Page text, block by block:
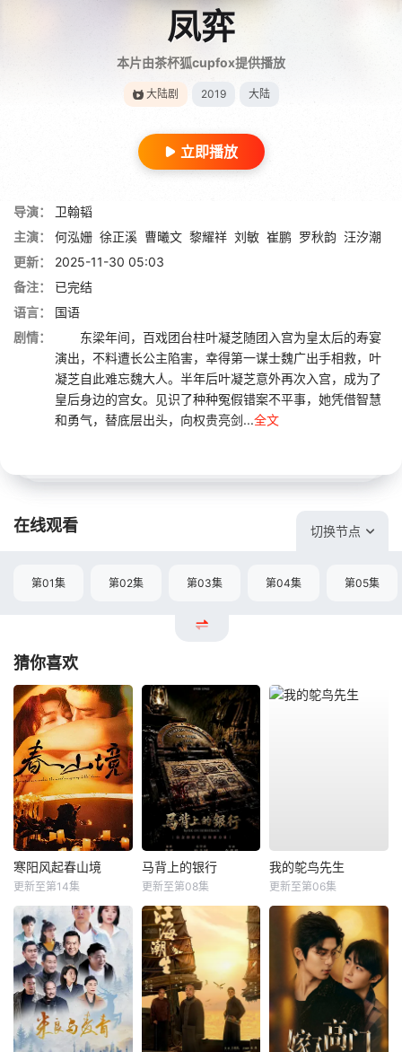
凤弈
本片由茶杯狐cupfox提供播放
大陆剧 2019 大陆
立即播放
导演：
卫翰韬
主演：
何泓姗 徐正溪 曹曦文 黎耀祥 刘敏 崔鹏 罗秋韵 汪汐潮
更新：
2025-11-30 05:03
备注：
已完结
语言：
国语
剧情：
东梁年间，百戏团台柱叶凝芝随团入宫为皇太后的寿宴
演出，不料遭长公主陷害，幸得第一谋士魏广出手相救，叶
凝芝自此难忘魏大人。半年后叶凝芝意外再次入宫，成为了
皇后身边的宫女。见识了种种冤假错案不平事，她凭借智慧
和勇气，替底层出头，向权贵亮剑...全文
在线观看 切换节点
第01集 第02集 第03集 第04集 第05集
猜你喜欢
寒阳风起春山境
更新至第14集
马背上的银行
更新至第08集
我的鸵鸟先生
更新至第06集